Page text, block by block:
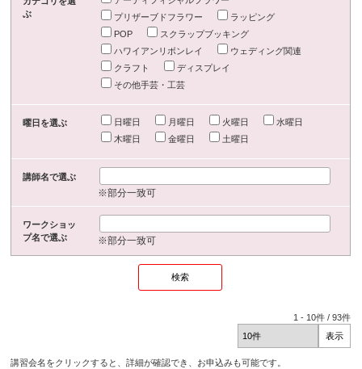
ぶ
プリザーブドフラワー
ラッピング
POP
スクラップブッキング
ハワイアンリボンレイ
ウェディング関連
クラフト
ディスプレイ
その他手芸・工芸
曜日を選ぶ 日曜日 月曜日 火曜日
水曜日
木曜日
金曜日 土曜日
講師名で選ぶ
※部分一致可
ワークショッ
プ名で選ぶ
※部分一致可
1 - 10件 /93件
講習会名をクリックすると、詳細が確認でき、お申込みも可能です。